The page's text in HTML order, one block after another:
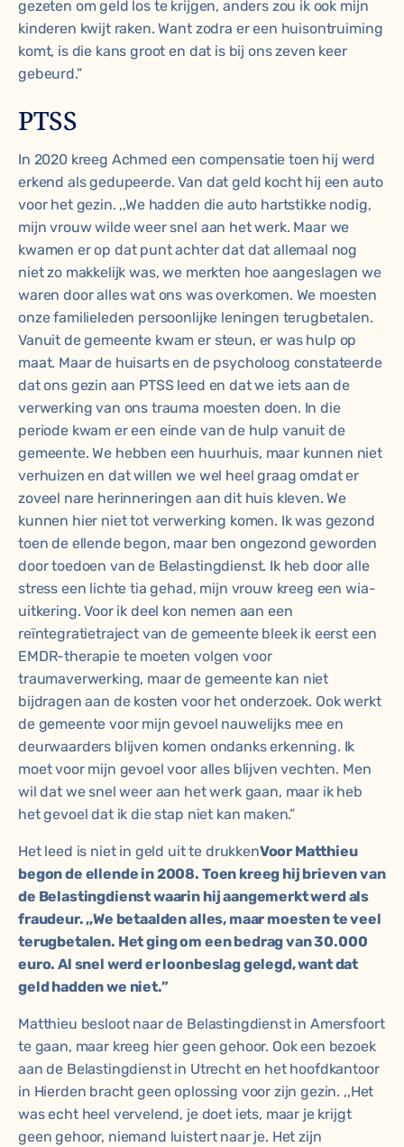
gezeten om geld los te krijgen, anders zou ik ook mijn
kinderen kwijt raken. Want zodra er een huisontruiming
komt, is die kans groot en dat is bij ons zeven keer
gebeurd.”
PTSS
In 2020 kreeg Achmed een compensatie toen hij werd
erkend als gedupeerde. Van dat geld kocht hij een auto
voor het gezin. ,,We hadden die auto hartstikke nodig,
mijn vrouw wilde weer snel aan het werk. Maar we
kwamen er op dat punt achter dat dat allemaal nog
niet zo makkelijk was, we merkten hoe aangeslagen we
waren door alles wat ons was overkomen. We moesten
onze familieleden persoonlijke leningen terugbetalen.
Vanuit de gemeente kwam er steun, er was hulp op
maat. Maar de huisarts en de psycholoog constateerde
dat ons gezin aan PTSS leed en dat we iets aan de
verwerking van ons trauma moesten doen. In die
periode kwam er een einde van de hulp vanuit de
gemeente. We hebben een huurhuis, maar kunnen niet
verhuizen en dat willen we wel heel graag omdat er
zoveel nare herinneringen aan dit huis kleven. We
kunnen hier niet tot verwerking komen. Ik was gezond
toen de ellende begon, maar ben ongezond geworden
door toedoen van de Belastingdienst. Ik heb door alle
stress een lichte tia gehad, mijn vrouw kreeg een wia-
uitkering. Voor ik deel kon nemen aan een
reïntegratietraject van de gemeente bleek ik eerst een
EMDR-therapie te moeten volgen voor
traumaverwerking, maar de gemeente kan niet
bijdragen aan de kosten voor het onderzoek. Ook werkt
de gemeente voor mijn gevoel nauwelijks mee en
deurwaarders blijven komen ondanks erkenning. Ik
moet voor mijn gevoel voor alles blijven vechten. Men
wil dat we snel weer aan het werk gaan, maar ik heb
het gevoel dat ik die stap niet kan maken.”
Het leed is niet in geld uit te drukkenVoor Matthieu
begon de ellende in 2008. Toen kreeg hij brieven van
de Belastingdienst waarin hij aangemerkt werd als
fraudeur. ,,We betaalden alles, maar moesten te veel
terugbetalen. Het ging om een bedrag van 30.000
euro. Al snel werd er loonbeslag gelegd, want dat
geld hadden we niet.”
Matthieu besloot naar de Belastingdienst in Amersfoort
te gaan, maar kreeg hier geen gehoor. Ook een bezoek
aan de Belastingdienst in Utrecht en het hoofdkantoor
in Hierden bracht geen oplossing voor zijn gezin. ,,Het
was echt heel vervelend, je doet iets, maar je krijgt
geen gehoor, niemand luistert naar je. Het zijn